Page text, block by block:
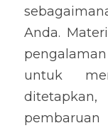
Anda.
untuk